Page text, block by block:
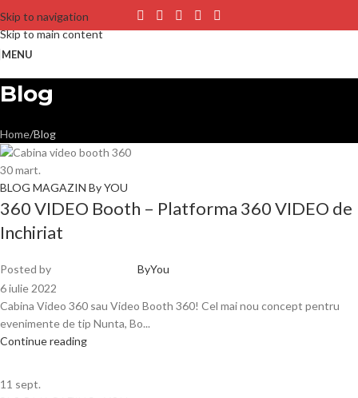
Skip to navigation
Skip to main content
MENU
Blog
Home Blog
30mart.
BLOG MAGAZIN By YOU
360 VIDEO Booth – Platforma 360 VIDEO de
Inchiriat
Posted by
ByYou
6 iulie 2022
Cabina Video 360 sau Video Booth 360! Cel mai nou concept pentru
evenimente de tip Nunta, Bo...
Continue reading
11 sept.